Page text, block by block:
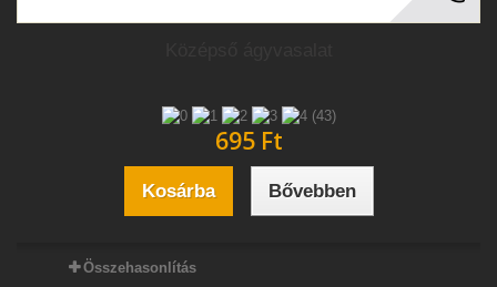
(43)
695 Ft‎
Kosárba Bővebben
Összehasonlítás